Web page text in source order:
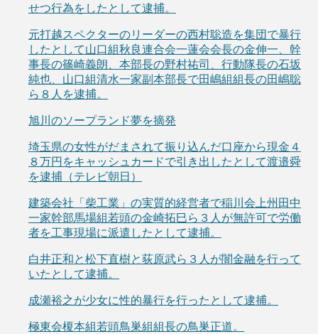
せつ行為をしたとして逮捕。
元打越スペクターのリーダーの西村聡造を集団で暴行
したとして山口組秋良連合会一蓮会会長の金伸一、幹
事長の篠崎義朗、本部長の野村祐司、行動隊長の石坂
純也、山口組清水一家副本部長で田嶋組組長の田嶋聡
ら８人を逮捕。
旭川のソープランド夢を摘発
埼玉県の女性がだまされて振り込んだ口座から現金４
８万円をキャッシュカードで引き出したとして渡邉舜
を逮捕（テレビ朝日）
建築会社「柴工業」の実質的経営者で稲川会上州田中
一家幹部馬場組若頭の金崎拓巳ら３人が無許可で労働
者を工事現場に派遣したとして逮捕。
白井正和と松下直樹と荻原武ら３人が闇金融を行って
いたとして逮捕。
成瀬裕之が少女に性的暴行を行ったとして逮捕。
極東会榎本組若頭鳥巣組組長の鳥巣正道。